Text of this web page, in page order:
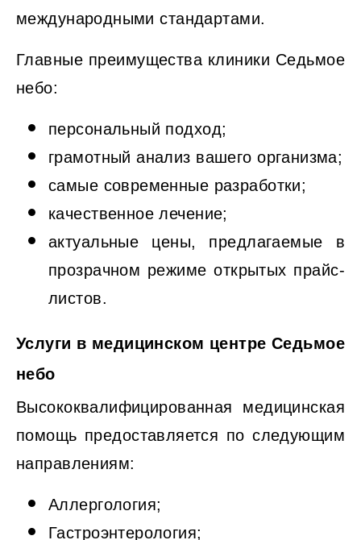
международными стандартами.
Главные преимущества клиники Седьмое
небо:
персональный подход;
грамотный анализ вашего организма;
самые современные разработки;
качественное лечение;
актуальные цены, предлагаемые в
прозрачном режиме открытых прайс-
листов.
Услуги в медицинском центре Седьмое
небо
Высококвалифицированная медицинская
помощь предоставляется по следующим
направлениям:
Аллергология;
Гастроэнтерология;